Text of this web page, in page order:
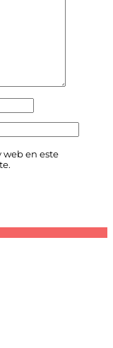
web en este